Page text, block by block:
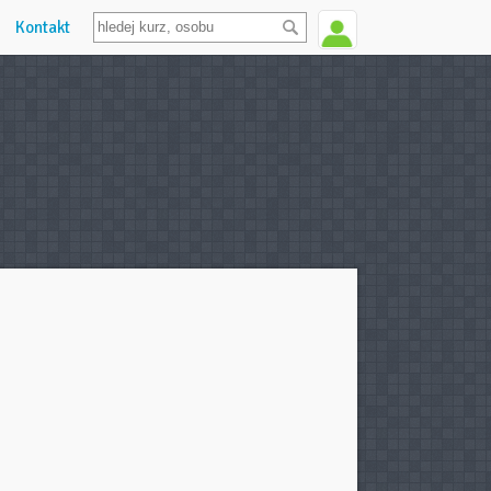
Kontakt